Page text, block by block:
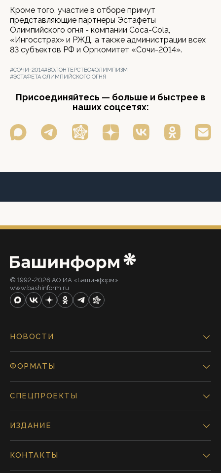
Кроме того, участие в отборе примут
представляющие партнеры Эстафеты
Олимпийского огня - компании Coca-Cola,
«Ингосстрах» и РЖД, а также администрации всех
83 субъектов РФ и Оргкомитет «Сочи-2014».
#СОЧИ-2014#ВОЛОНТЕРСТВО#ОЛИМПИЗМ
#ЭСТАФЕТА ОЛИМПИЙСКОГО ОГНЯ
Присоединяйтесь — больше и быстрее в
наших соцсетях:
© 1992-2026 АО ИА «Башинформ».
www.bashinform.ru
НОВОСТИ
ФОРМАТЫ
СПЕЦПРОЕКТЫ
ИЗДАНИЕ
КОНТАКТЫ